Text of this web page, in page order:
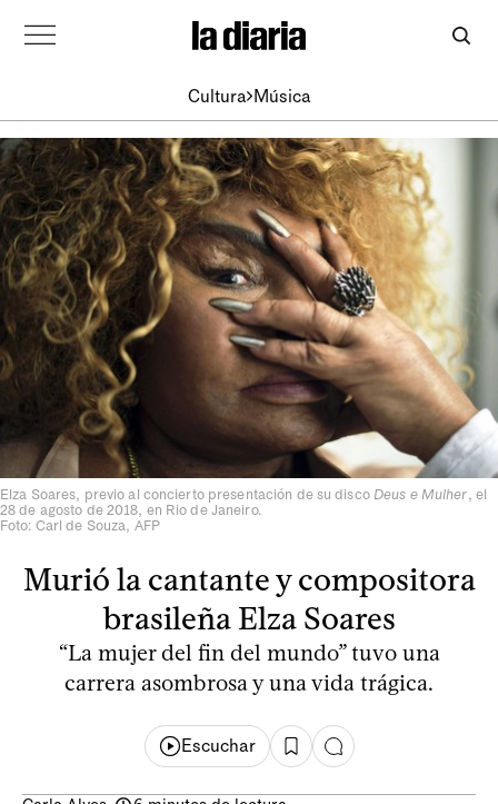
Cultura Música
Elza Soares, previo al concierto presentación de su disco Deus e Mulher, el
28 de agosto de 2018, en Rio de Janeiro.
Foto: Carl de Souza, AFP
Murió la cantante y compositora
brasileña Elza Soares
“La mujer del fin del mundo” tuvo una
carrera asombrosa y una vida trágica.
Escuchar